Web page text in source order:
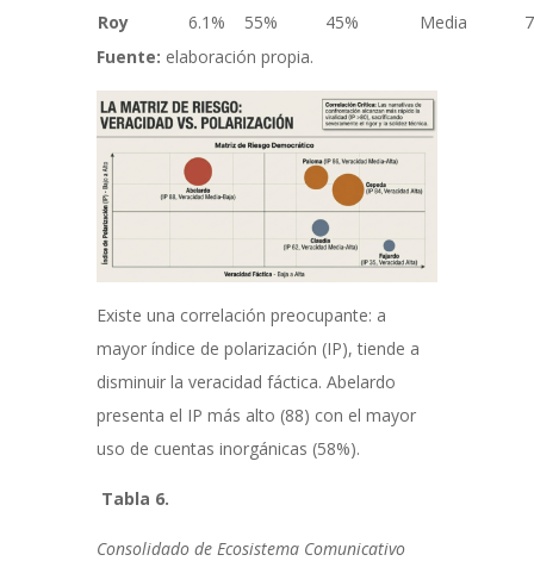
Roy
6.1% 55% 45% Media
Fuente: elaboración propia.
Existe una correlación preocupante: a
mayor índice de polarización (IP), tiende a
disminuir la veracidad fáctica. Abelardo
presenta el IP más alto (88) con el mayor
uso de cuentas inorgánicas (58%).
Tabla 6.
Consolidado de Ecosistema Comunicativo